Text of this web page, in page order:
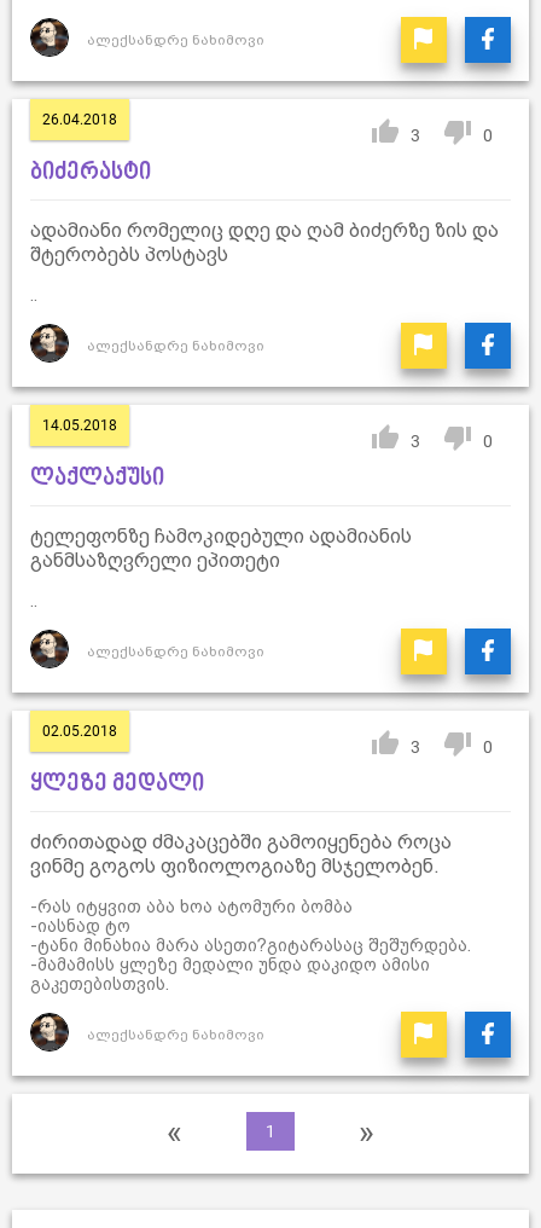
ალექსანდრე ნახიმოვი
26.04.2018
3 0
ბიძერასტი
ადამიანი რომელიც დღე და ღამ ბიძერზე ზის და
შტერობებს პოსტავს
ალექსანდრე ნახიმოვი
14.05.2018
3 0
ლაქლაქუსი
ტელეფონზე ჩამოკიდებული ადამიანის
განმსაზღვრელი ეპითეტი
ალექსანდრე ნახიმოვი
02.05.2018
3 0
ყლეზე მედალი
ძირითადად ძმაკაცებში გამოიყენება როცა
ვინმე გოგოს ფიზიოლოგიაზე მსჯელობენ.
-რას იტყვით აბა ხოა ატომური ბომბა
-იასნად ტო
-ტანი მინახია მარა ასეთი?გიტარასაც შეშურდება.
-მამამისს ყლეზე მედალი უნდა დაკიდო ამისი
გაკეთებისთვის.
ალექსანდრე ნახიმოვი
« 1 »